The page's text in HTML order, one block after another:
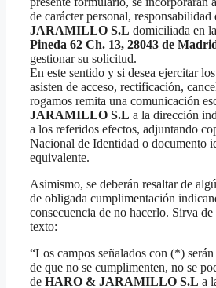
de carácter personal, responsabilidad
JARAMILLO S.L domiciliada en la
Pineda 62 Ch. 13, 28043 de
gestionar su solicitud.
En este sentido y si desea ejercitar
asisten de acceso, rectificación,
rogamos remita una comunicación
JARAMILLO S.L a la dirección
a los referidos efectos, adjuntando
Nacional de Identidad o documento
equivalente.
Asimismo, se deberán resaltar de
de obligada cumplimentación
consecuencia de no hacerlo. Sirva
texto:
“Los campos señalados con (*)
de que no se cumplimenten, no se
de HARO & JARAMILLO S.L a